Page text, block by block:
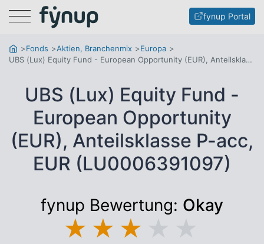
Menu fynup Portal
Fonds Aktien, Branchenmix
Europa
UBS (Lux) Equity Fund - European Opportunity (EUR), Anteilsklasse P-acc, EUR
UBS (Lux) Equity Fund -
European Opportunity
(EUR), Anteilsklasse P-acc,
EUR (LU0006391097)
fynup Bewertung: Okay
★ ★ ★